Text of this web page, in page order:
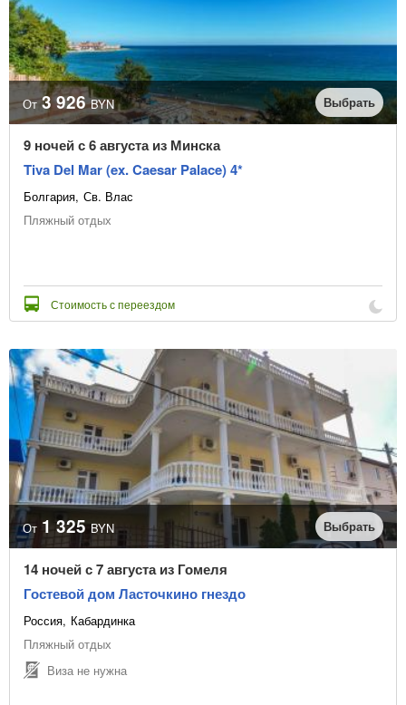
От 3 926 BYN Выбрать
9 ночей с 6 августа из Минска
Tiva Del Mar (ex. Caesar Palace) 4*
Болгария Св. Влас
Пляжный отдых
Стоимость с переездом
От 1 325 BYN Выбрать
14 ночей с 7 августа из Гомеля
Гостевой дом Ласточкино гнездо
Россия Кабардинка
Пляжный отдых
Виза не нужна